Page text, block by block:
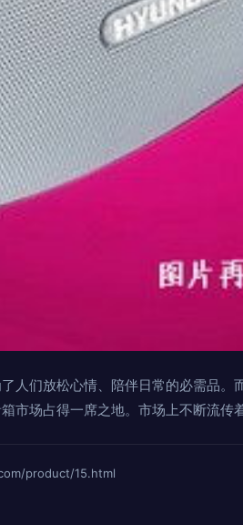
人们放松心情、陪伴日常的必需品
市场占得一席之地。市场上不断流传
product/15.html